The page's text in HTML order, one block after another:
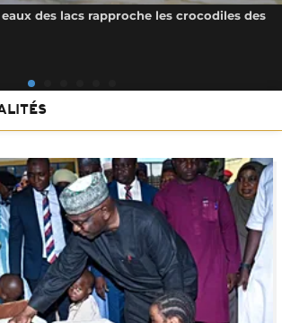
des lacs rapproche les crocodiles des